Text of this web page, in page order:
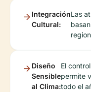
Integración
Cultural:
Las
Diseño
Sensible
al Clima:
El
permite
todo el